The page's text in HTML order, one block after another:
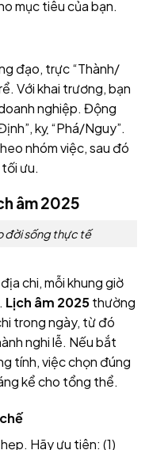
mục tiêu của bạn.
đạo, trực “Thành/
Với khai trương, bạn
nghiệp. Động
kỵ “Phá/Nguy”.
nhóm việc, sau đó
ưu.
âm 2025
đời sống thực tế
chi, mỗi khung giờ
Lịch âm 2025thường
trong ngày, từ đó
nghi lễ. Nếu bắt
tính, việc chọn đúng
kể cho tổng thể.
Hãy ưu tiên: (1)